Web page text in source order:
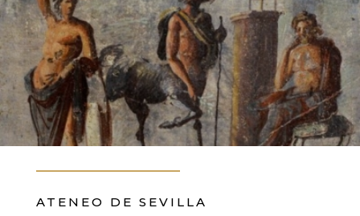
ATENEO DE SEVILLA